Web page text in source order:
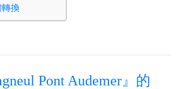
轉換
Pont Audemer』的